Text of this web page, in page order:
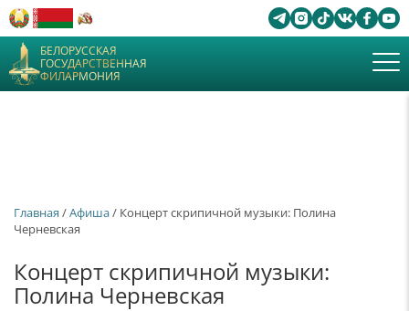
БЕЛОРУССКАЯ
ГОСУДАРСТВЕННАЯ
ФИЛАРМОНИЯ
Главная /Афиша/ Концерт скрипичной музыки: Полина
Черневская
Концерт скрипичной музыки:
Полина Черневская